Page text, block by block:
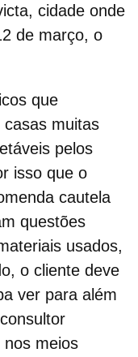
cidade onde
de março, o
que
casas muitas
pelos
isso que o
cautela
questões
usados,
o cliente deve
ver para além
nos meios